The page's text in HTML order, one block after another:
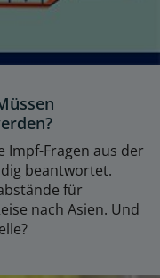
Impf-Fragen aus der
beantwortet.
für
nach Asien. Und